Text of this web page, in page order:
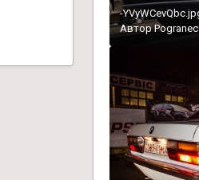
-
АвторPogranec